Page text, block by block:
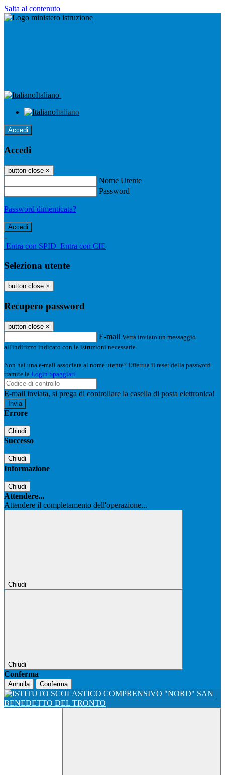
Salta al contenuto
Italiano
Italiano
Accedi
Accedi
button close ×
Nome Utente
Password
Password dimenticata?
-
Entra con SPID Entra con CIE
Seleziona utente
button close ×
Recupero password
button close ×
E-mail Verrà inviato un messaggio
all'indirizzo indicato con le istruzioni necessarie.
Non hai una e-mail associata al nome utente? Effettua il reset della password
tramite la Login Spaggiari
E-mail inviata, si prega di controllare la casella di posta elettronica!
Errore
Chiudi
Successo
Chiudi
Informazione
Chiudi
Attendere...
Attendere il completamento dell'operazione...
Chiudi
Chiudi
Conferma
Annulla Conferma